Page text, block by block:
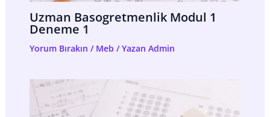
Uzman Basogretmenlik Modul 1
Deneme 1
Yorum Bırakın / Meb / Yazan Admin